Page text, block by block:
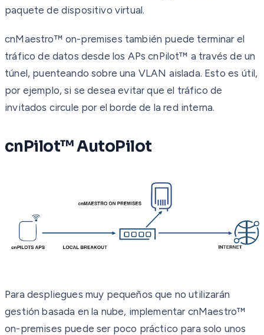
paquete de dispositivo virtual.
cnMaestro™ on-premises también puede terminar el
tráfico de datos desde los APs cnPilot™ a través de un
túnel, puenteando sobre una VLAN aislada. Esto es útil,
por ejemplo, si se desea evitar que el tráfico de
invitados circule por el borde de la red interna.
cnPilot™ AutoPilot
Para despliegues muy pequeños que no utilizarán
gestión basada en la nube, implementar cnMaestro™
on-premises puede ser poco práctico para solo unos